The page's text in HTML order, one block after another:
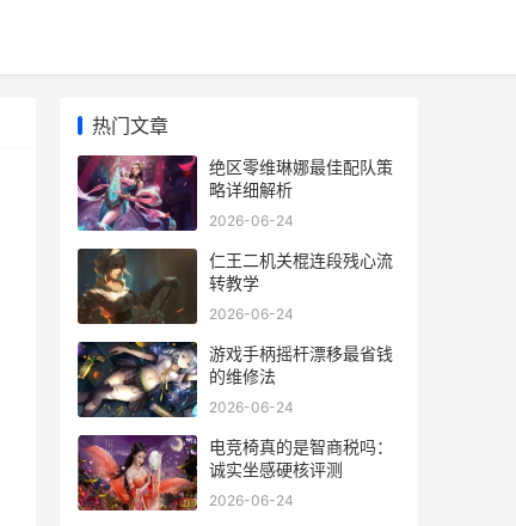
热门文章
绝区零维琳娜最佳配队策
略详细解析
2026-06-24
仁王二机关棍连段残心流
转教学
2026-06-24
游戏手柄摇杆漂移最省钱
的维修法
2026-06-24
电竞椅真的是智商税吗：
诚实坐感硬核评测
2026-06-24